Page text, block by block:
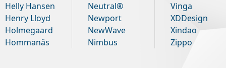
Helly Hansen
Henry Lloyd
Holmegaard
Hommanäs
Neutral®
Newport
NewWave
Nimbus
Vinga
XDDesign
Xindao
Zippo